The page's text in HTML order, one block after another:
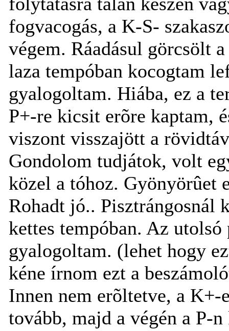
fogvacogás, a K-S-
végem. Ráadásul görcsölt
laza tempóban kocogtam
gyalogoltam. Hiába, ez a
P+-re kicsit erõre kaptam,
viszont visszajött a
Gondolom tudjátok, volt
közel a tóhoz. Gyönyörûet
Rohadt jó.. Pisztrángosnál
kettes tempóban. Az
gyalogoltam. (lehet hogy
kéne írnom ezt a
Innen nem erõltetve, a K+-
tovább, majd a végén a P-